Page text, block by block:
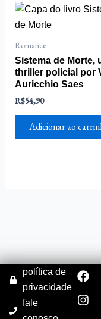
Romance
Sistema de Morte,
thriller policial por
Auricchio Saes
R$54,90
Adicionar ao
política de
privacidade
fale
F
a
c
e
I
n
s
t